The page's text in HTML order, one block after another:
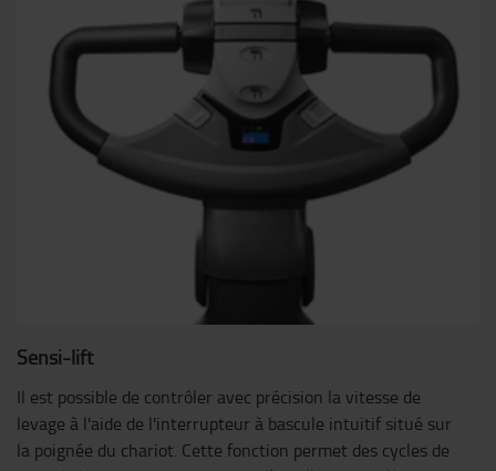
Sensi-lift
Il est possible de contrôler avec précision la vitesse de
levage à l'aide de l'interrupteur à bascule intuitif situé sur
la poignée du chariot. Cette fonction permet des cycles de